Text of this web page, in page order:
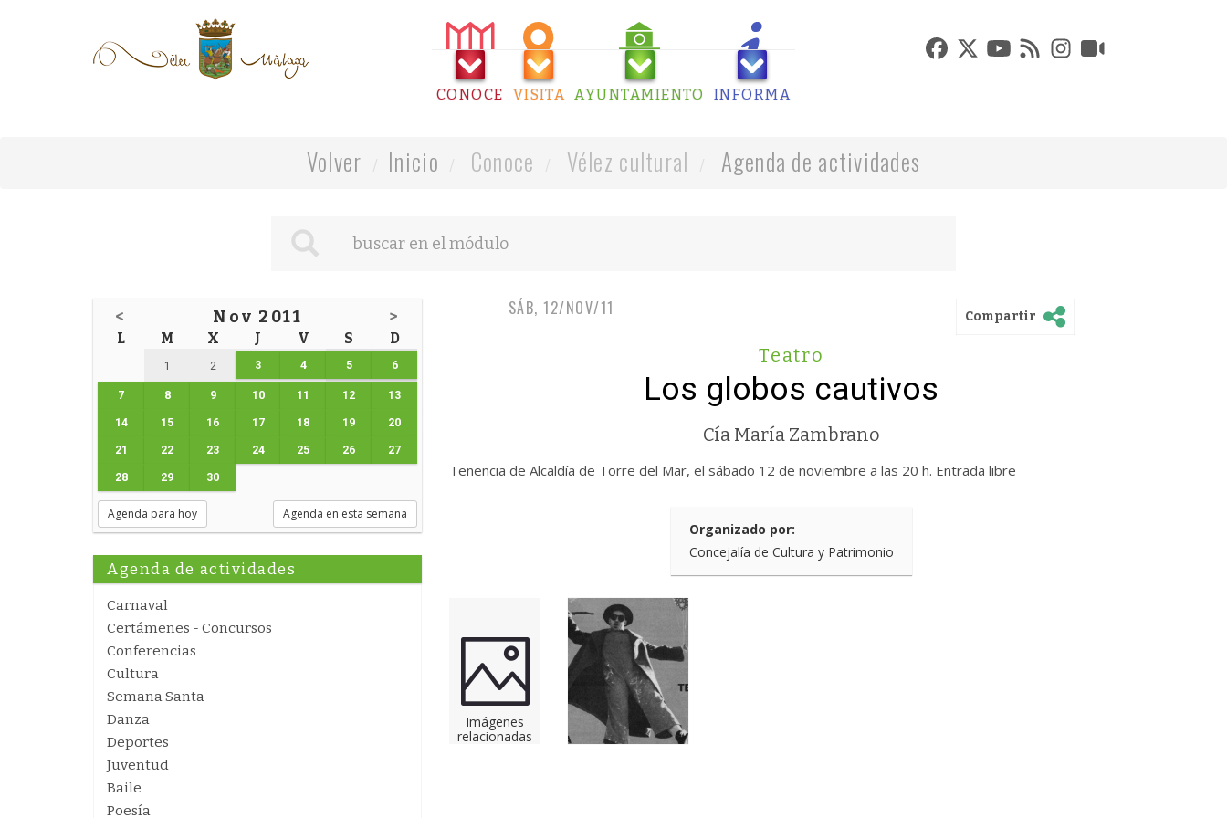
CONOCE VISITA AYUNTAMIENTO INFORMA
Volver Inicio Conoce Vélez cultural Agenda de actividades
< Nov 2011 >
L M X J V S D
1 2 3 4 5 6
7 8 9 10 11 12 13
14 15 16 17 18 19 20
21 22 23 24 25 26 27
28 29 30
Agenda para hoy Agenda en esta semana
Agenda de actividades
Carnaval
Certámenes - Concursos
Conferencias
Cultura
Semana Santa
Danza
Deportes
Juventud
Baile
Poesía
SÁB, 12/NOV/11 Compartir
Teatro
Los globos cautivos
Cía María Zambrano
Tenencia de Alcaldía de Torre del Mar, el sábado 12 de noviembre a las 20 h. Entrada libre
Organizado por:
Concejalía de Cultura y Patrimonio
Imágenes
relacionadas